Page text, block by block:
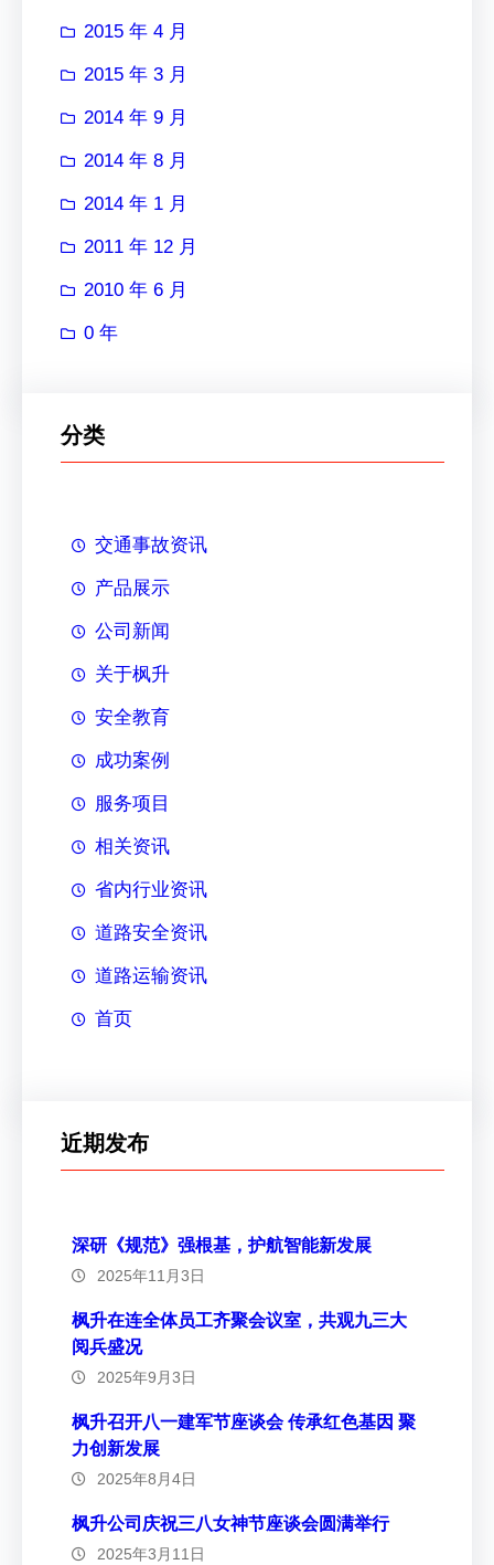
2015 年 4 月
2015 年 3 月
2014 年 9 月
2014 年 8 月
2014 年 1 月
2011 年 12 月
2010 年 6 月
0 年
分类
交通事故资讯
产品展示
公司新闻
关于枫升
安全教育
成功案例
服务项目
相关资讯
省内行业资讯
道路安全资讯
道路运输资讯
首页
近期发布
深研《规范》强根基，护航智能新发展
2025年11月3日
枫升在连全体员工齐聚会议室，共观九三大
阅兵盛况
2025年9月3日
枫升召开八一建军节座谈会 传承红色基因 聚
力创新发展
2025年8月4日
枫升公司庆祝三八女神节座谈会圆满举行
2025年3月11日